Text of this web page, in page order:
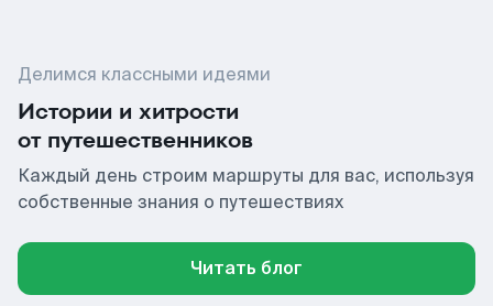
Делимся классными идеями
Истории и хитрости
от путешественников
Каждый день строим маршруты для вас, используя
собственные знания о путешествиях
Читать блог